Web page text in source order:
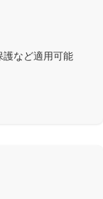
護など適用可能